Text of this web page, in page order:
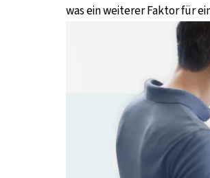
was ein weiterer Faktor für